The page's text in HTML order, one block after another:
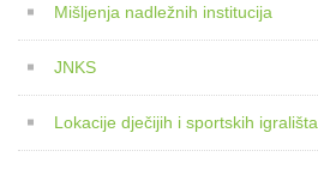
Mišljenja nadležnih institucija
JNKS
Lokacije dječijih i sportskih igrališta